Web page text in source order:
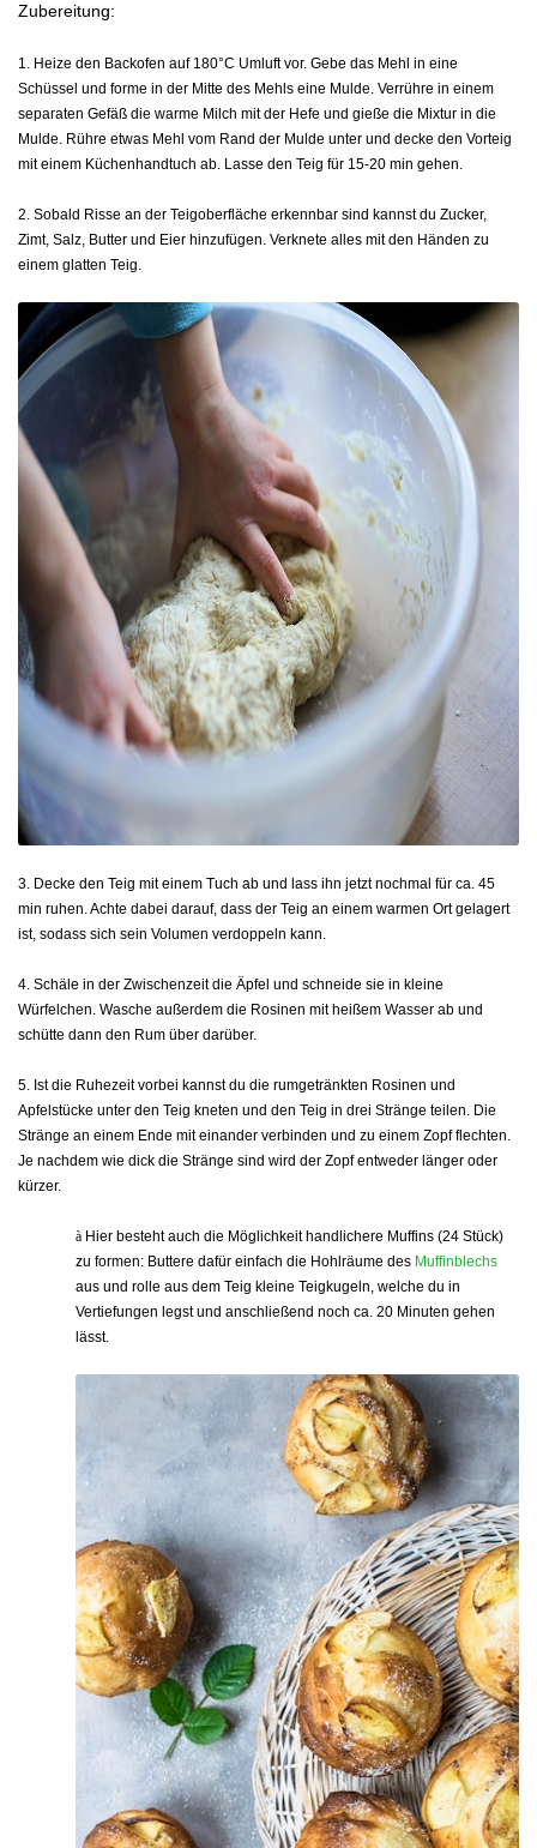
Zubereitung:
1. Heize den Backofen auf 180°C Umluft vor. Gebe das Mehl in eine
Schüssel und forme in der Mitte des Mehls eine Mulde. Verrühre in einem
separaten Gefäß die warme Milch mit der Hefe und gieße die Mixtur in die
Mulde. Rühre etwas Mehl vom Rand der Mulde unter und decke den Vorteig
mit einem Küchenhandtuch ab. Lasse den Teig für 15-20 min gehen.
2. Sobald Risse an der Teigoberfläche erkennbar sind kannst du Zucker,
Zimt, Salz, Butter und Eier hinzufügen. Verknete alles mit den Händen zu
einem glatten Teig.
3. Decke den Teig mit einem Tuch ab und lass ihn jetzt nochmal für ca. 45
min ruhen. Achte dabei darauf, dass der Teig an einem warmen Ort gelagert
ist, sodass sich sein Volumen verdoppeln kann.
4. Schäle in der Zwischenzeit die Äpfel und schneide sie in kleine
Würfelchen. Wasche außerdem die Rosinen mit heißem Wasser ab und
schütte dann den Rum über darüber.
5. Ist die Ruhezeit vorbei kannst du die rumgetränkten Rosinen und
Apfelstücke unter den Teig kneten und den Teig in drei Stränge teilen. Die
Stränge an einem Ende mit einander verbinden und zu einem Zopf flechten.
Je nachdem wie dick die Stränge sind wird der Zopf entweder länger oder
kürzer.
à Hier besteht auch die Möglichkeit handlichere Muffins (24 Stück)
zu formen: Buttere dafür einfach die Hohlräume des Muffinblechs
aus und rolle aus dem Teig kleine Teigkugeln, welche du in
Vertiefungen legst und anschließend noch ca. 20 Minuten gehen
lässt.